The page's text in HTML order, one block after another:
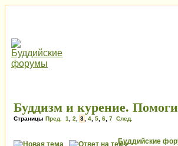
Буддизм и курение.
Страницы Пред. 1 2 3 4 5 6 7 След.
Буддийские